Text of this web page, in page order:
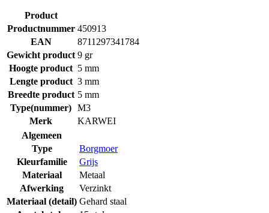
Product
Productnummer 450913
EAN
8711297341784
Gewicht product 9 gr
Hoogte product 5 mm
Lengte product 3 mm
Breedte product 5 mm
Type(nummer) M3
Merk
KARWEI
Algemeen
Type
Borgmoer
Kleurfamilie
Grijs
Materiaal
Metaal
Afwerking
Verzinkt
Materiaal (detail) Gehard staal